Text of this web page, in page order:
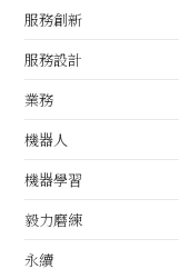
服務創新
服務設計
業務
機器人
機器學習
毅力磨練
永續